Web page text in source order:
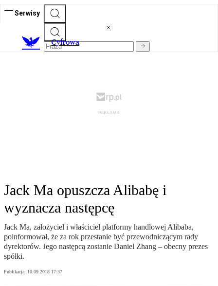
Serwisy
Cyfrowa
Jack Ma opuszcza Alibabę i
wyznacza następcę
Jack Ma, założyciel i właściciel platformy handlowej Alibaba,
poinformował, że za rok przestanie być przewodniczącym rady
dyrektorów. Jego następcą zostanie Daniel Zhang – obecny prezes
spółki.
Publikacja: 10.09.2018 17:37